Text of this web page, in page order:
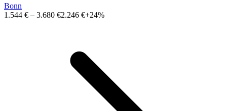
Bonn
1.544 € – 3.680 €2.246 €+24%